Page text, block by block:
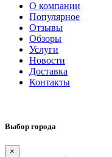
О компании
Популярное
Отзывы
Обзоры
Услуги
Новости
Доставка
Контакты
Выбор города
×